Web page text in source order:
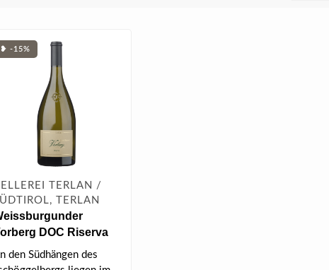
❥ -15%
TERLAN /
TERLAN
DOC Riserva
Magnum 1.5 l
den Südhängen des